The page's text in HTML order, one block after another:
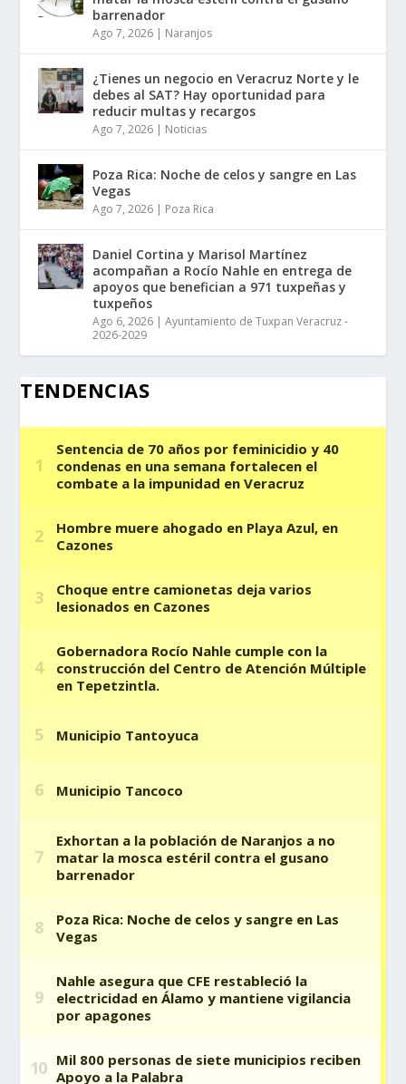
barrenador
Ago 7, 2026 | Naranjos
¿Tienes un negocio en Veracruz Norte y le
debes al SAT? Hay oportunidad para
reducir multas y recargos
Ago 7, 2026 | Noticias
Poza Rica: Noche de celos y sangre en Las
Vegas
Ago 7, 2026 | Poza Rica
Daniel Cortina y Marisol Martínez
acompañan a Rocío Nahle en entrega de
apoyos que benefician a 971 tuxpeñas y
tuxpeños
Ago 6, 2026 |Ayuntamiento de Tuxpan Veracruz -
2026-2029
TENDENCIAS